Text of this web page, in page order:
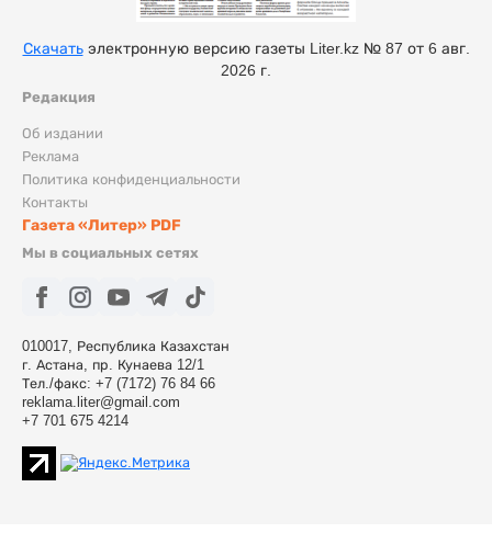
Редакция
Об издании
Реклама
Политика конфиденциальности
Контакты
Газета «Литер» PDF
Мы в социальных сетях
010017, Республика Казахстан
г. Астана, пр. Кунаева 12/1
Тел./факс: +7 (7172) 76 84 66
reklama.liter@gmail.com
+7 701 675 4214
Скачатьэлектронную версию газеты Liter.kz № 87 от 6 авг.
2026 г.